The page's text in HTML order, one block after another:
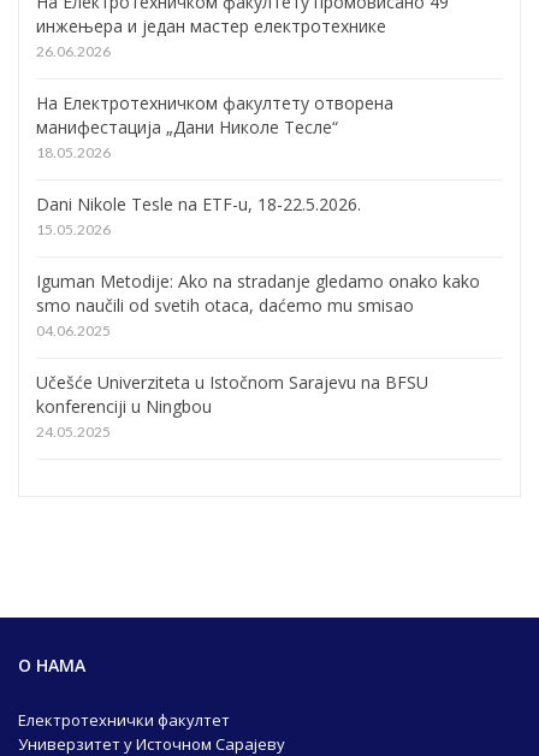
инжењера и један мастер електротехнике
26.06.2026
На Електротехничком факултету отворена
манифестација „Дани Николе Тесле“
18.05.2026
Dani Nikole Tesle na ETF-u, 18-22.5.2026.
15.05.2026
Iguman Metodije: Ako na stradanje gledamo onako kako
smo naučili od svetih otaca, daćemo mu smisao
04.06.2025
Učešće Univerziteta u Istočnom Sarajevu na BFSU
konferenciji u Ningbou
24.05.2025
О НАМА
Електротехнички факултет
Универзитет у Источном Сарајеву